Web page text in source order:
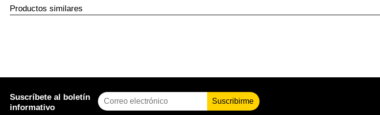
Productos similares
Suscríbete al boletín
informativo
Suscribirme